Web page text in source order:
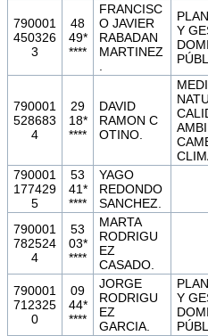
790001
450326
3
48
49*
****
FRANCISC
O JAVIER
RABADAN
MARTINEZ
Y
790001
528683
4
29
18*
****
DAVID
RAMON C
OTINO.
790001
177429
5
53
41*
****
YAGO
REDONDO
SANCHEZ.
790001
782524
4
53
03*
****
MARTA
RODRIGU
EZ
CASADO.
790001
712325
0
09
44*
****
JORGE
RODRIGU
EZ
GARCIA.
Y